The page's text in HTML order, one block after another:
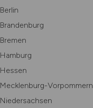
Berlin
Brandenburg
Bremen
Hamburg
Hessen
Mecklenburg-Vorpommern
Niedersachsen